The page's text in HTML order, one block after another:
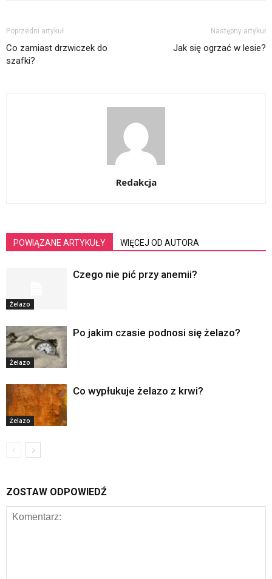
Poprzedni artykuł
Co zamiast drzwiczek do
szafki?
Następny artykuł
Jak się ogrzać w lesie?
Redakcja
POWIĄZANE ARTYKUŁY WIĘCEJ OD AUTORA
Żelazo
Czego nie pić przy anemii?
Żelazo
Po jakim czasie podnosi się żelazo?
Żelazo
Co wypłukuje żelazo z krwi?
ZOSTAW ODPOWIEDŹ